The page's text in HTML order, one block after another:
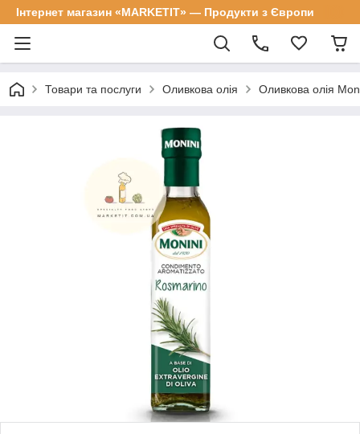
Інтернет магазин «MARKETIT» — Продукти з Європи
Товари та послуги Оливкова олія Оливкова олія